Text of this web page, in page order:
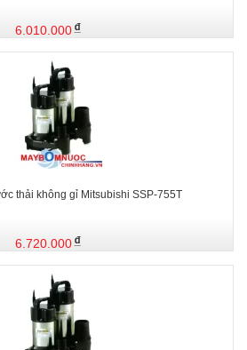
6.010.000
thải không gỉ Mitsubishi SSP-755T
6.720.000